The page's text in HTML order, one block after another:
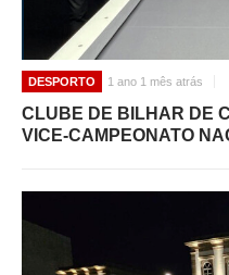
DESPORTO 1 ano 1 mês atrás
CLUBE DE BILHAR DE
VICE-CAMPEONATO